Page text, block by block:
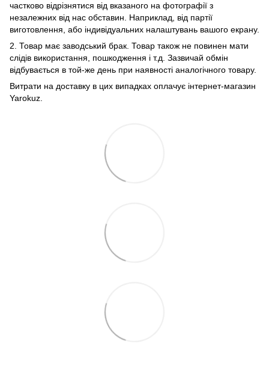
частково відрізнятися від вказаного на фотографії з
незалежних від нас обставин. Наприклад, від партії
виготовлення, або індивідуальних налаштувань вашого екрану.
2. Товар має заводський брак. Товар також не повинен мати
слідів використання, пошкодження і т.д. Зазвичай обмін
відбувається в той-же день при наявності аналогічного товару.
Витрати на доставку в цих випадках оплачує інтернет-магазин
Yarokuz.